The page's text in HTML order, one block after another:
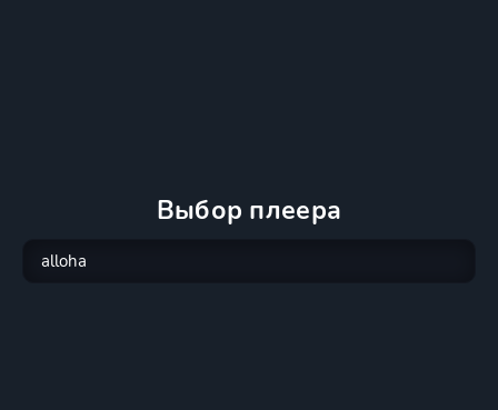
Выбор плеера